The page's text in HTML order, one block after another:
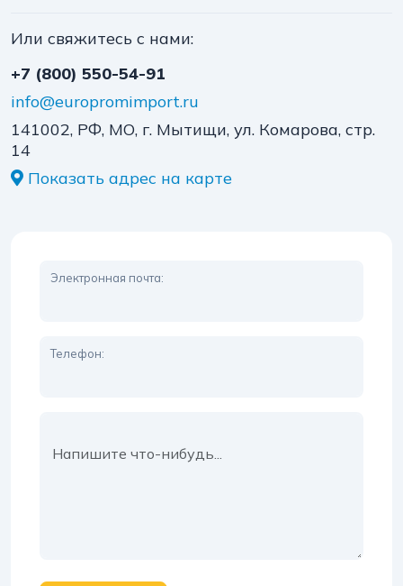
Или свяжитесь с нами:
+7 (800) 550-54-91
info@europromimport.ru
141002, РФ, МО, г. Мытищи, ул. Комарова, стр.
14
Показать адрес на карте
Электронная почта:
Телефон: